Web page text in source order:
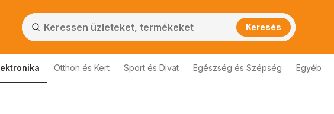
Keresés
Otthon és Kert Sport és Divat Egészség és Szépség Egyéb